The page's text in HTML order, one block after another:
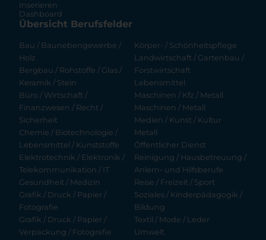
Inserieren
Dashboard
Übersicht Berufsfelder
Bau / Baunebengewerbe /
Holz
Bergbau / Rohstoffe / Glas /
Keramik / Stein
Büro / Wirtschaft /
Finanzwesen / Recht /
Sicherheit
Chemie / Biotechnologie /
Lebensmittel / Kunststoffe
Elektrotechnik / Elektronik /
Telekommunikation / IT
Gesundheit / Medizin
Grafik / Druck / Papier /
Fotografie
Grafik / Druck / Papier /
Verpackung / Fotografie
Körper- / Schönheitspflege
Landwirtschaft / Gartenbau /
Forstwirtschaft
Lebensmittel
Maschinen / Kfz / Metall
Maschinen / Metall
Medien / Kunst / Kultur
Metall
Öffentlicher Dienst
Reinigung / Hausbetreuung /
Anlern- und Hilfsberufe
Reise / Freizeit / Sport
Soziales / Kinderpädagogik /
Bildung
Textil / Mode / Leder
Umwelt